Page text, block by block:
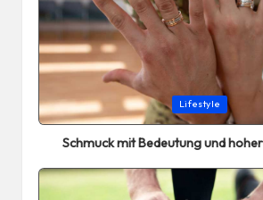
Posted
in
Lifestyle
Schmuck mit Bedeutung und